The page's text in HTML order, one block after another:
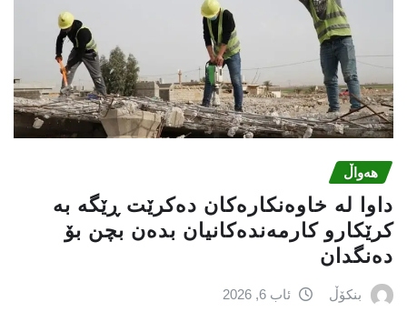
هەواڵ
داوا لە خاوەنکارەکان دەکرێت ڕێگە بە
کرێکارو کارمەندەکانیان بدەن بچن بۆ
دەنگدان
بنکۆڵ ئاب 6, 2026